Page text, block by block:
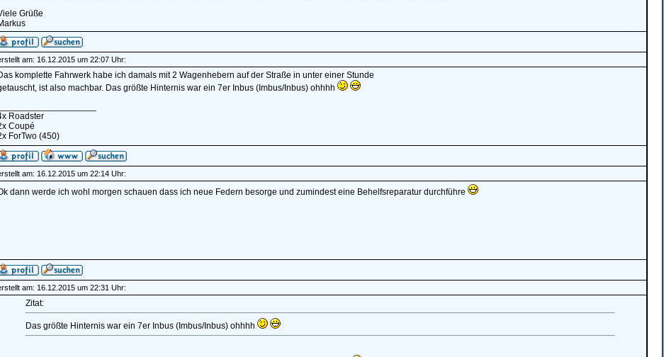
Grüße
am: 16.12.2015 um 22:07 Uhr:
komplette Fahrwerk habe ich damals mit 2 Wagenhebern auf der Straße in unter einer Stunde
ist also machbar. Das größte Hinternis war ein 7er Inbus (Imbus/Inbus) ohhhh
Roadster
Coupé
ForTwo (450)
am: 16.12.2015 um 22:14 Uhr:
dann werde ich wohl morgen schauen dass ich neue Federn besorge und zumindest eine Behelfsreparatur durchführe
am: 16.12.2015 um 22:31 Uhr:
Zitat:
Das größte Hinternis war ein 7er Inbus (Imbus/Inbus) ohhhh